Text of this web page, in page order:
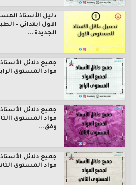
دليل الأستاذ
الاول ابتدائي –
الجديدة...
جميع دلائل
مواد المستوى
جميع دلائل
مواد المستوى
وفق...
جميع دلائل
مواد المستوى